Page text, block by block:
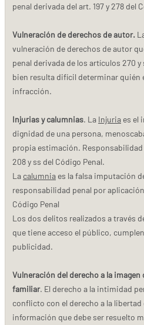
penal derivada del art. 197 y 278 del
Vulneración de derechos de autor.
vulneración de derechos de autor
penal derivada de los artículos 270 y
bien resulta difícil determinar quién
infracción.
Injurias y calumnias. La Injuria es el
dignidad de una persona,
propia estimación.
208 y ss del Código Penal.
La calumnia es la falsa imputación
responsabilidad penal por
Código Penal
Los dos delitos realizados a través
que tiene acceso el público,
publicidad.
Vulneración del derecho a la
familiar. El derecho a la intimidad
conflicto con el derecho a la libertad
información que debe ser resuelto